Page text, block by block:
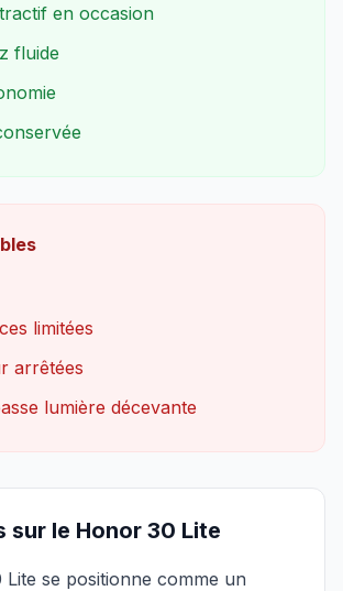
en occasion
fluide
limitées
arrêtées
lumière décevante
sur le Honor 30 Lite
se positionne comme un